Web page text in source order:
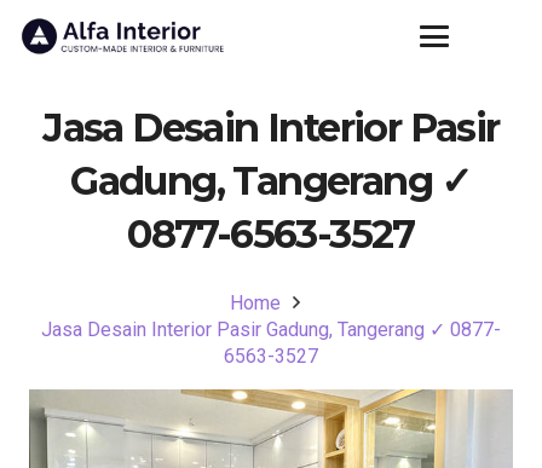
Jasa Desain Interior Pasir
Gadung, Tangerang ✓
0877-6563-3527
Home
Jasa Desain Interior Pasir Gadung, Tangerang ✓ 0877-
6563-3527